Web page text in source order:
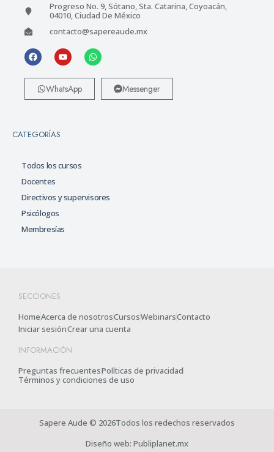
Progreso No. 9, Sótano, Sta. Catarina, Coyoacán,
04010, Ciudad De México
contacto@sapereaude.mx
WhatsApp Messenger
CATEGORÍAS
Todos los cursos
Docentes
Directivos y supervisores
Psicólogos
Membresías
SECCIONES
HomeAcerca de nosotrosCursosWebinarsContacto
Iniciar sesiónCrear una cuenta
INFORMACIÓN
Preguntas frecuentesPolíticas de privacidad
Términos y condiciones de uso
Sapere Aude © 2026Todos los redechos reservados
Diseño web: Publiplanet.mx